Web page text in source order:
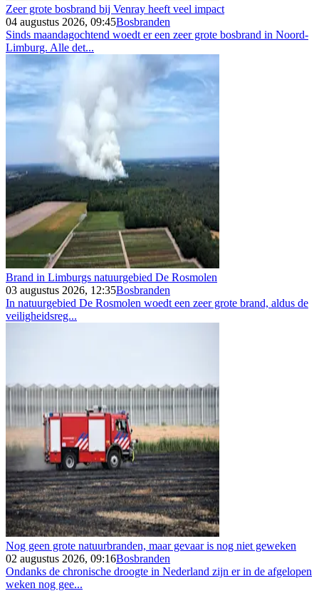
Zeer grote bosbrand bij Venray heeft veel impact
04 augustus 2026, 09:45Bosbranden
Sinds maandagochtend woedt er een zeer grote bosbrand in Noord-
Limburg. Alle det...
Brand in Limburgs natuurgebied De Rosmolen
03 augustus 2026, 12:35Bosbranden
In natuurgebied De Rosmolen woedt een zeer grote brand, aldus de
veiligheidsreg...
Nog geen grote natuurbranden, maar gevaar is nog niet geweken
02 augustus 2026, 09:16Bosbranden
Ondanks de chronische droogte in Nederland zijn er in de afgelopen
weken nog gee...